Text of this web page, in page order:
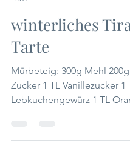
Margaretha Puntigam
winterliches
Tarte
Mürbeteig: 300g Mehl 200g